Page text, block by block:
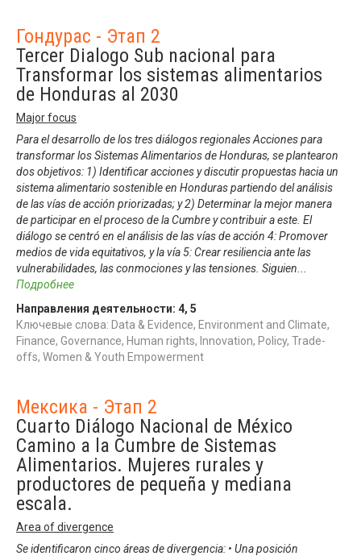
Гондурас - Этап 2
Tercer Dialogo Sub nacional para
Transformar los sistemas alimentarios
de Honduras al 2030
Major focus
Para el desarrollo de los tres diálogos regionales Acciones para
transformar los Sistemas Alimentarios de Honduras, se plantearon
dos objetivos: 1) Identificar acciones y discutir propuestas hacia un
sistema alimentario sostenible en Honduras partiendo del análisis
de las vías de acción priorizadas; y 2) Determinar la mejor manera
de participar en el proceso de la Cumbre y contribuir a este. El
diálogo se centró en el análisis de las vías de acción 4: Promover
medios de vida equitativos, y la vía 5: Crear resiliencia ante las
vulnerabilidades, las conmociones y las tensiones. Siguien
Подробнее
Направления деятельности: 4, 5
Ключевые слова: Data & Evidence, Environment and Climate,
Finance, Governance, Human rights, Innovation, Policy, Trade-
offs, Women & Youth Empowerment
Мексика - Этап 2
Cuarto Diálogo Nacional de México
Camino a la Cumbre de Sistemas
Alimentarios. Mujeres rurales y
productores de pequeña y mediana
escala.
Area of divergence
Se identificaron cinco áreas de divergencia: • Una posición